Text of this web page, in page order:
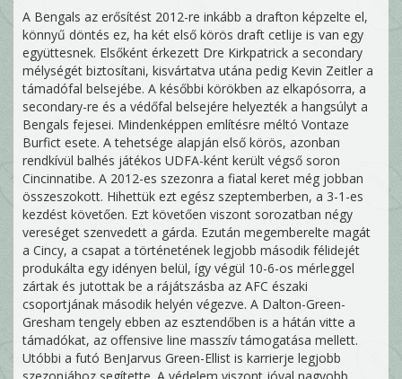
A Bengals az erősítést 2012-re inkább a drafton képzelte el,
könnyű döntés ez, ha két első körös draft cetlije is van egy
együttesnek. Elsőként érkezett Dre Kirkpatrick a secondary
mélységét biztosítani, kisvártatva utána pedig Kevin Zeitler a
támadófal belsejébe. A későbbi körökben az elkapósorra, a
secondary-re és a védőfal belsejére helyezték a hangsúlyt a
Bengals fejesei. Mindenképpen említésre méltó Vontaze
Burfict esete. A tehetsége alapján első körös, azonban
rendkívül balhés játékos UDFA-ként került végső soron
Cincinnatibe. A 2012-es szezonra a fiatal keret még jobban
összeszokott. Hihettük ezt egész szeptemberben, a 3-1-es
kezdést követően. Ezt követően viszont sorozatban négy
vereséget szenvedett a gárda. Ezután megemberelte magát
a Cincy, a csapat a történetének legjobb második félidejét
produkálta egy idényen belül, így végül 10-6-os mérleggel
zártak és jutottak be a rájátszásba az AFC északi
csoportjának második helyén végezve. A Dalton-Green-
Gresham tengely ebben az esztendőben is a hátán vitte a
támadókat, az offensive line masszív támogatása mellett.
Utóbbi a futó BenJarvus Green-Ellist is karrierje legjobb